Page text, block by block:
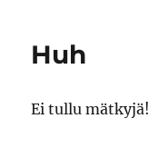
Huh
Ei tullu mätkyjä!